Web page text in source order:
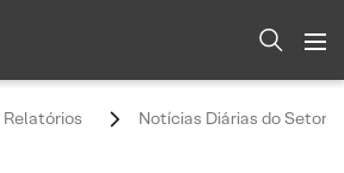
Relatórios Notícias Diárias do Setor